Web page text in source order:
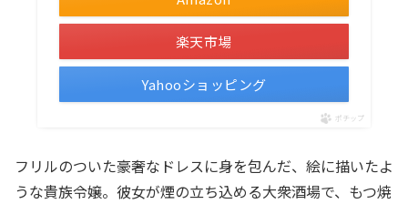
楽天市場
Yahooショッピング
ポチップ
フリルのついた豪奢なドレスに身を包んだ、絵に描いたよ
うな貴族令嬢。彼女が煙の立ち込める大衆酒場で、もつ焼